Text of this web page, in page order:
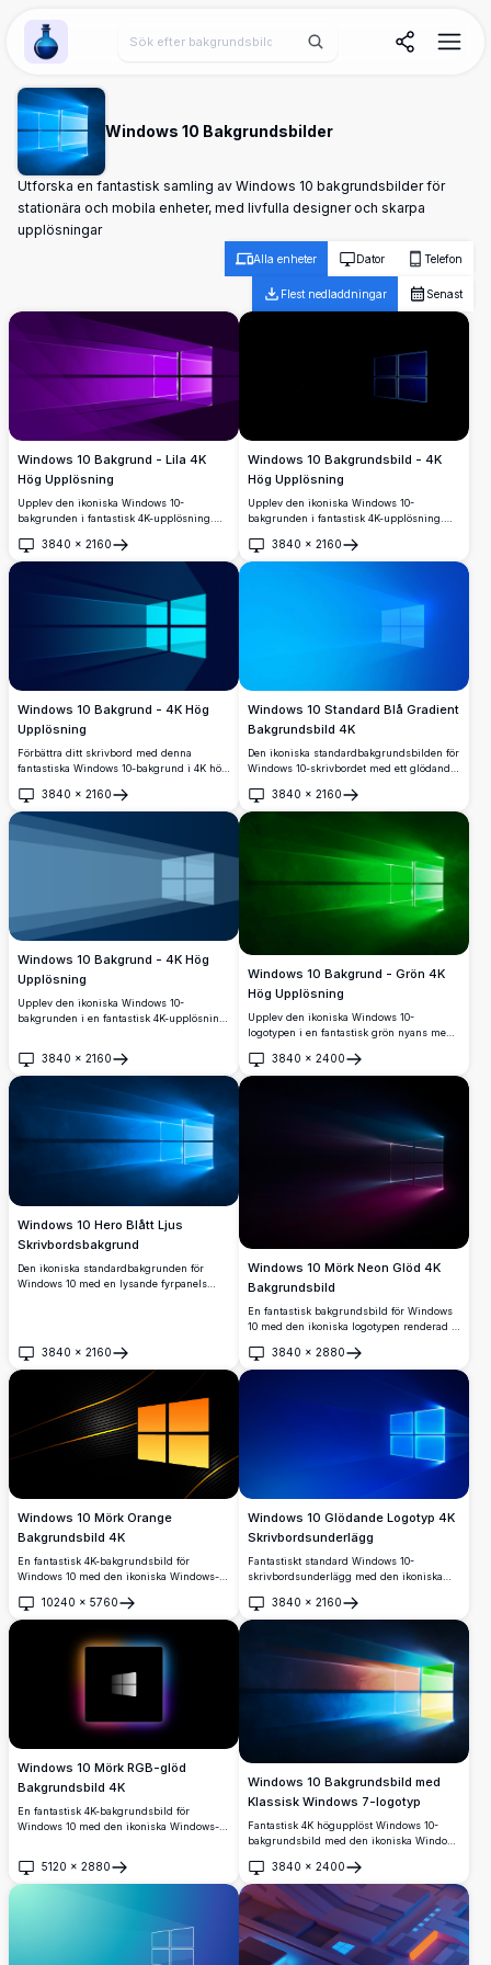
Wallpaper Alchemy
Windows 10 Bakgrundsbilder
Utforska en fantastisk samling av Windows 10 bakgrundsbilder för
stationära och mobila enheter, med livfulla designer och skarpa
upplösningar
Alla enheter Dator Telefon
Flest nedladdningar Senast
Windows 10 Bakgrund - Lila 4K
Hög Upplösning
Upplev den ikoniska Windows 10-
bakgrunden i fantastisk 4K-upplösning.
av modern teknik med sina eleganta,
reflekterande ytor och djup, perfekt för att
dragningskraft.
3840 × 2160
Öppna
Windows 10 Bakgrundsbild - 4K
Hög Upplösning
Upplev den ikoniska Windows 10-
bakgrunden i fantastisk 4K-upplösning.
klassiska Windows-logotypen med en
elegant, mörk bakgrund, perfekt för att
för Windows-entusiaster och teknikälskare.
3840 × 2160
Öppna
Windows 10 Bakgrund - 4K Hög
Upplösning
Förbättra ditt skrivbord med denna
fantastiska Windows 10-bakgrund i 4K hög
logotypen i en elegant, modern design, är
denna bakgrund perfekt för teknikkunniga
som vill anpassa sin Windows 10-
upplevelse med en touch av elegans och
3840 × 2160
Öppna
Windows 10 Standard Blå Gradient
Bakgrundsbild 4K
Den ikoniska standardbakgrundsbilden för
Windows 10-skrivbordet med ett glödande
livfull blå gradientbakgrund. Perfekt för att
återställa ditt klassiska Windows 10-
3840 × 2160
Öppna
Windows 10 Bakgrund - 4K Hög
Upplösning
Upplev den ikoniska Windows 10-
bakgrunden i en fantastisk 4K-upplösning.
perspektivtunnel, designad för att förbättra
din skrivbordsupplevelse med klarhet och
3840 × 2160
Öppna
Windows 10 Bakgrund - Grön 4K
Hög Upplösning
Upplev den ikoniska Windows 10-
logotypen i en fantastisk grön nyans med
för att förbättra ditt skrivbord med livfulla
färger och skarp klarhet, denna bakgrund
3840 × 2400
Öppna
Windows 10 Hero Blått Ljus
Skrivbordsbakgrund
Den ikoniska standardbakgrunden för
Windows 10 med en lysande fyrpanels
skrivbordsanpassning i häpnadsväckande
4K-upplösning.
3840 × 2160
Öppna
Windows 10 Mörk Neon Glöd 4K
Bakgrundsbild
En fantastisk bakgrundsbild för Windows
10 med den ikoniska logotypen renderad i
en djupt svart bakgrund, som levererar en
filmisk och futuristisk 4K-visuell
3840 × 2880
Öppna
Windows 10 Mörk Orange
Bakgrundsbild 4K
En fantastisk 4K-bakgrundsbild för
Windows 10 med den ikoniska Windows-
mot en snygg mörk svart bakgrund med
dynamiska böjda linjer och metalliska
10240 × 5760
Öppna
Windows 10 Glödande Logotyp 4K
Skrivbordsunderlägg
Fantastiskt standard Windows 10-
skrivbordsunderlägg med den ikoniska
djup kunglig blå bakgrund. Perfekt
högupplöst 4K skrivbordsunderlägg med
dynamiska ljusstrålar och modernt
3840 × 2160
Öppna
Windows 10 Mörk RGB-glöd
Bakgrundsbild 4K
En fantastisk 4K-bakgrundsbild för
Windows 10 med den ikoniska Windows-
färggradient med glöd i nyanser av
orange, blått, rosa och lila.
5120 × 2880
Öppna
Windows 10 Bakgrundsbild med
Klassisk Windows 7-logotyp
Fantastisk 4K högupplöst Windows 10-
bakgrundsbild med den ikoniska Windows
gröna, blå och gula paneler som utstrålar
ljusstrålar mot en djupt mörkblå
bakgrund.
3840 × 2400
Öppna